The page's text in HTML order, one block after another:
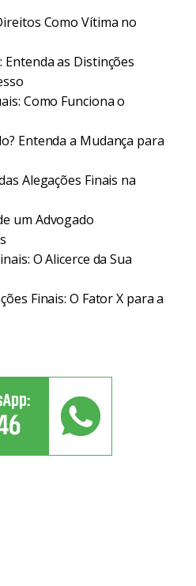
Como Vítima no
as Distinções
Como Funciona o
Entenda a Mudança para
Alegações Finais na
um Advogado
O Alicerce da Sua
Finais: O Fator X para a